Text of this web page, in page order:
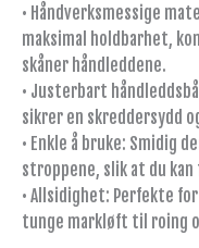
• Håndverksmessige
maksimal holdbarhet,
skåner håndleddene.
• Justerbart
sikrer en skreddersydd
• Enkle å bruke: Smidig
stroppene, slik at du
• Allsidighet: Perfekte
tunge markløft til roing